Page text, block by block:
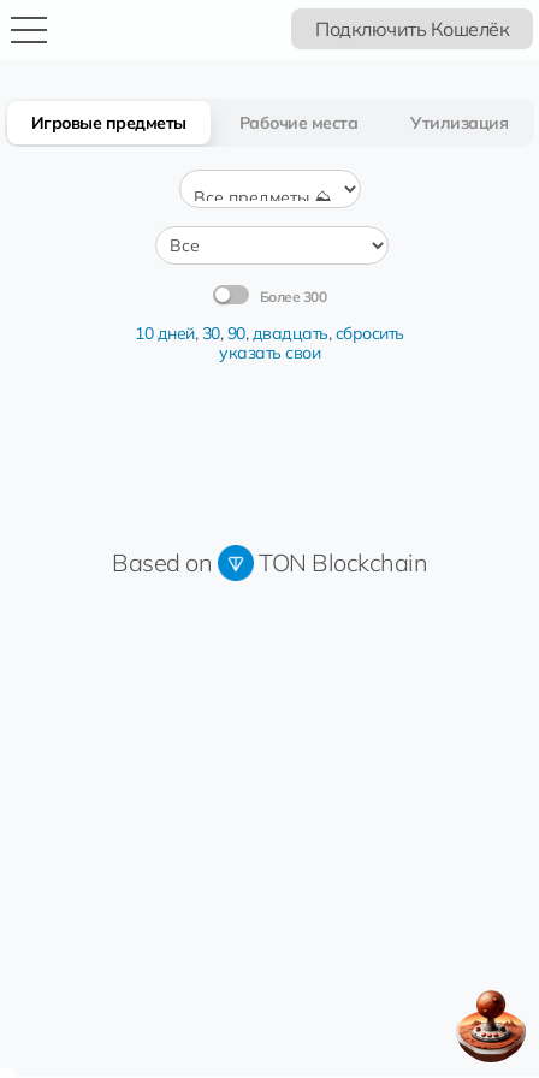
Подключить Кошелёк
Игровые предметы Рабочие места Утилизация
Более 300
10 дней,30,90,двадцать,сбросить
указать свои
Based on TON Blockchain